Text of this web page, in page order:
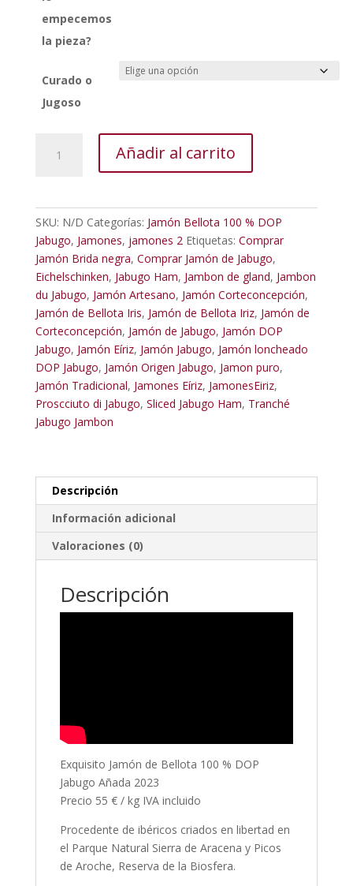
empecemos
la pieza?
Curado o
Jugoso
ibérico.
Denominación
de
Origen
Protegida
Jabugo.
Añada
2023
Brida
Negra.
cantidad
Añadir al carrito
SKU: N/D Categorías: Jamón Bellota 100 % DOP
Jabugo, Jamones, jamones 2 Etiquetas: Comprar
Jamón Brida negra, Comprar Jamón de Jabugo,
Eichelschinken, Jabugo Ham, Jambon de gland, Jambon
du Jabugo, Jamón Artesano, Jamón Corteconcepción,
Jamón de Bellota Iris, Jamón de Bellota Iriz, Jamón de
Corteconcepción, Jamón de Jabugo, Jamón DOP
Jabugo, Jamón Eíriz, Jamón Jabugo, Jamón loncheado
DOP Jabugo, Jamón Origen Jabugo, Jamon puro,
Jamón Tradicional, Jamones Eíriz, JamonesEiriz,
Proscciuto di Jabugo, Sliced Jabugo Ham, Tranché
Jabugo Jambon
Descripción
Información adicional
Valoraciones (0)
Descripción
Exquisito Jamón de Bellota 100 % DOP
Jabugo Añada 2023
Precio 55 € / kg IVA incluido
Procedente de ibéricos criados en libertad en
el Parque Natural Sierra de Aracena y Picos
de Aroche, Reserva de la Biosfera.